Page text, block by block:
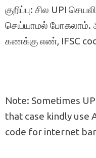
குறிப்பு: சில UPI
செய்யாமல் போகலாம்.
கணக்கு எண், IFSC
Note: Sometimes
that case kindly use
code for internet